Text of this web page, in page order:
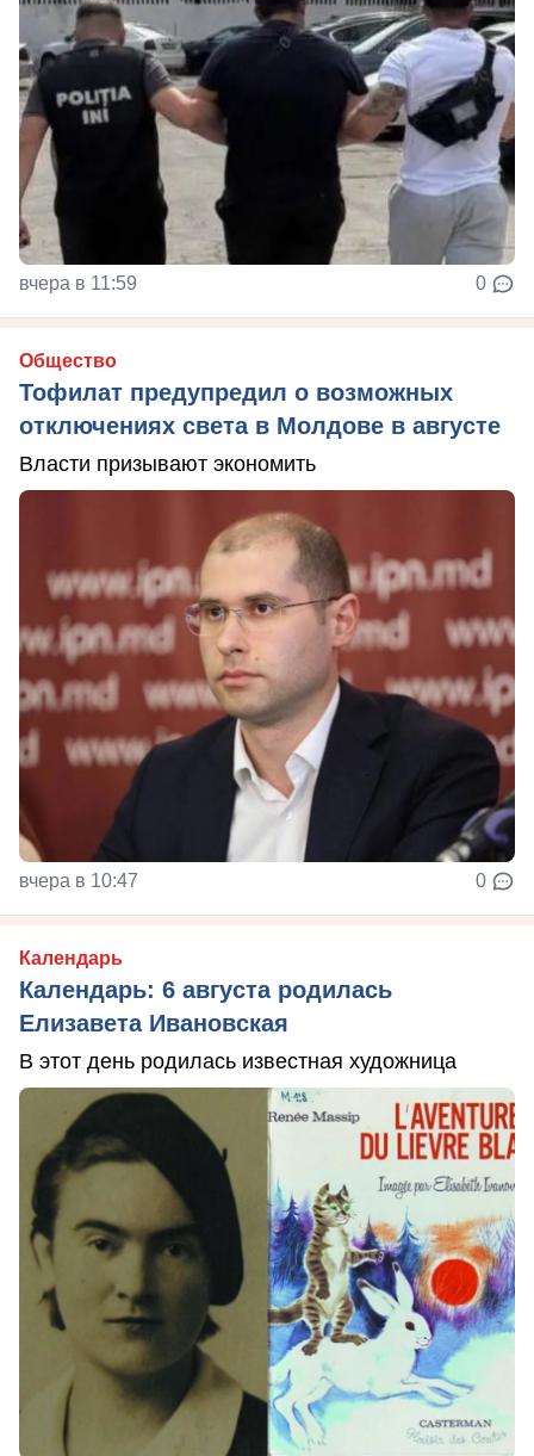
вчера в 11:59 0
Общество
Тофилат предупредил о возможных
отключениях света в Молдове в августе
Власти призывают экономить
вчера в 10:47 0
Календарь
Календарь: 6 августа родилась
Елизавета Ивановская
В этот день родилась известная художница